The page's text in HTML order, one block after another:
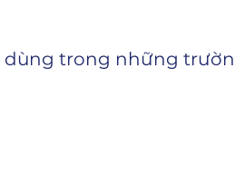
dùng trong những